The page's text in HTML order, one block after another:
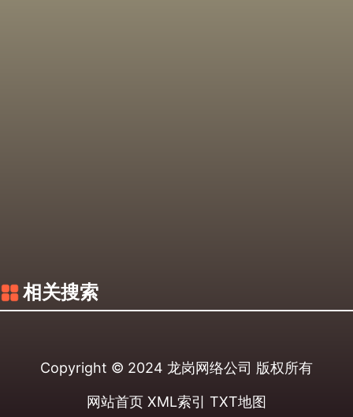
相关搜索
Copyright © 2024 龙岗网络公司 版权所有
网站首页 XML索引 TXT地图